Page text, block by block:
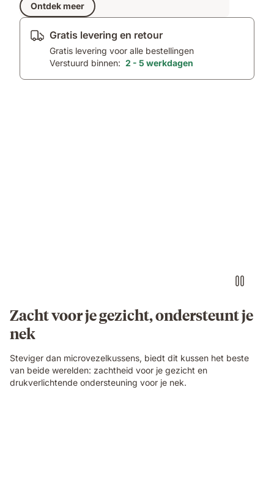
Ontdek meer
Gratis levering en retour
Gratis levering voor alle bestellingen
Verstuurd binnen: 2 - 5 werkdagen
Zacht voor je gezicht, ondersteunt je
nek
Steviger dan microvezelkussens, biedt dit kussen het beste
van beide werelden: zachtheid voor je gezicht en
drukverlichtende ondersteuning voor je nek.